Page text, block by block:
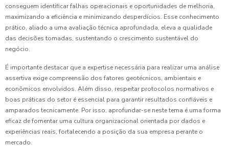
conseguem identificar falhas operacionais e oportunidades de melhoria,
maximizando a eficiência e minimizando desperdícios. Esse conhecimento
prático, aliado a uma avaliação técnica aprofundada, eleva a qualidade
das decisões tomadas, sustentando o crescimento sustentável do
negócio.
É importante destacar que a expertise necessária para realizar uma análise
assertiva exige compreensão dos fatores geotécnicos, ambientais e
econômicos envolvidos. Além disso, respeitar protocolos normativos e
boas práticas do setor é essencial para garantir resultados confiáveis e
amparados tecnicamente. Por isso, aprofundar-se neste tema é uma forma
eficaz de fomentar uma cultura organizacional orientada por dados e
experiências reais, fortalecendo a posição da sua empresa perante o
mercado.